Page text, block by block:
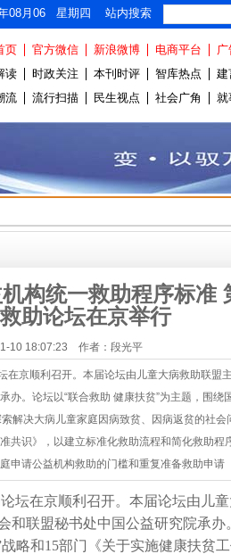
08月06 星期四 站内搜索
页 官方微信 新浪微博 电商平台 广
读
时政关注 本刊时评 智库热点 建
流
流行扫描 民生视点 社会广角 就
构统一救助程序标准
助论坛在京举行
10 18:07:23 作者：段光平
在京顺利召开。本届论坛由儿童大病救助联盟
。论坛以“联合救助 健康扶贫”为主题，围绕
解决大病儿童家庭因病致贫、因病返贫的社会
共识》，以建立标准化救助流程和简化救助程
申请公益机构救助的门槛和重复准备救助申请
坛在京顺利召开。本届论坛由儿
和联盟秘书处中国公益研究院承办
略和15部门《关于实施健康扶贫